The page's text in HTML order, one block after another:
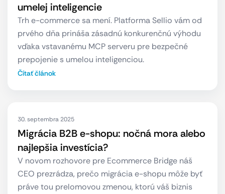
umelej inteligencie
Trh e-commerce sa mení. Platforma Sellio vám od
prvého dňa prináša zásadnú konkurenčnú výhodu
vďaka vstavanému MCP serveru pre bezpečné
prepojenie s umelou inteligenciou.
Čítať článok
30. septembra 2025
Migrácia B2B e-shopu: nočná mora alebo
najlepšia investícia?
V novom rozhovore pre Ecommerce Bridge náš
CEO prezrádza, prečo migrácia e-shopu môže byť
práve tou prelomovou zmenou, ktorú váš biznis